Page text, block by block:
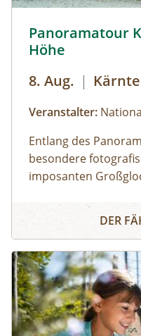
Panoramatour
Höhe
8. Aug. |
Veranstalter:
Entlang des
besondere
imposanten
Teleskope in dem
Kristall
Panoramatour Kaiser-
DER